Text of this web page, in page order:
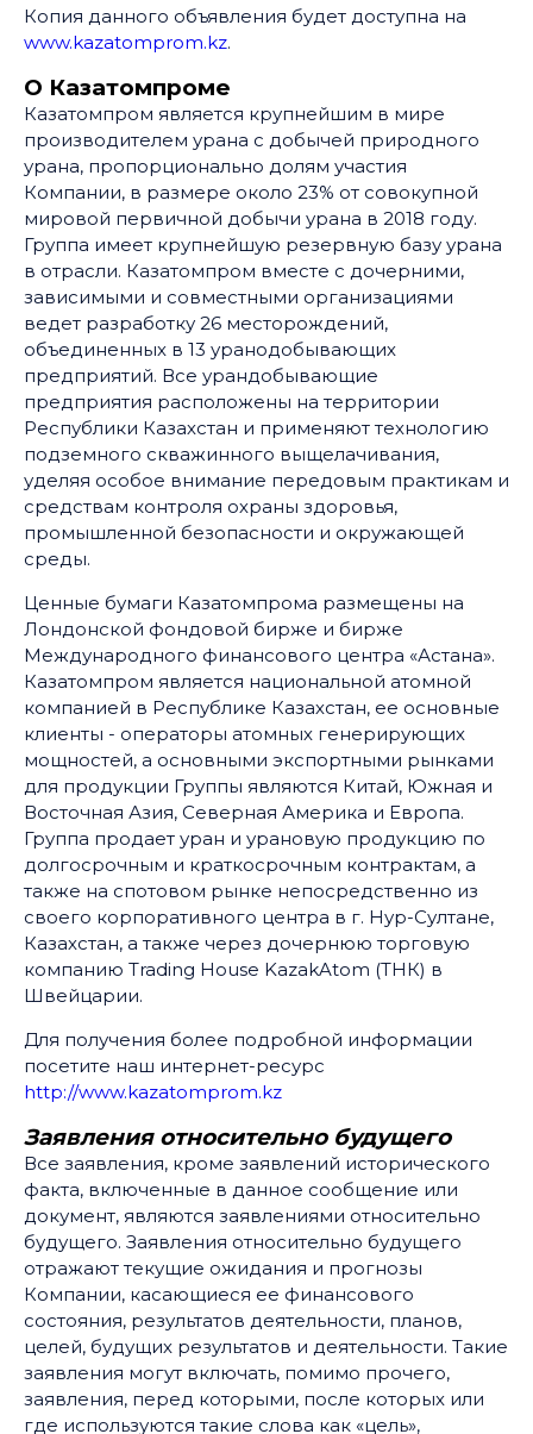
Копия данного объявления будет доступна на
www.kazatomprom.kz.
О Казатомпроме
Казатомпром является крупнейшим в мире
производителем урана с добычей природного
урана, пропорционально долям участия
Компании, в размере около 23% от совокупной
мировой первичной добычи урана в 2018 году.
Группа имеет крупнейшую резервную базу урана
в отрасли. Казатомпром вместе с дочерними,
зависимыми и совместными организациями
ведет разработку 26 месторождений,
объединенных в 13 уранодобывающих
предприятий. Все урандобывающие
предприятия расположены на территории
Республики Казахстан и применяют технологию
подземного скважинного выщелачивания,
уделяя особое внимание передовым практикам и
средствам контроля охраны здоровья,
промышленной безопасности и окружающей
среды.
Ценные бумаги Казатомпрома размещены на
Лондонской фондовой бирже и бирже
Международного финансового центра «Астана».
Казатомпром является национальной атомной
компанией в Республике Казахстан, ее основные
клиенты - операторы атомных генерирующих
мощностей, а основными экспортными рынками
для продукции Группы являются Китай, Южная и
Восточная Азия, Северная Америка и Европа.
Группа продает уран и урановую продукцию по
долгосрочным и краткосрочным контрактам, а
также на спотовом рынке непосредственно из
своего корпоративного центра в г. Нур-Султане,
Казахстан, а также через дочернюю торговую
компанию Trading House KazakAtom (ТНК) в
Швейцарии.
Для получения более подробной информации
посетите наш интернет-ресурс
http://www.kazatomprom.kz
Заявления относительно будущего
Все заявления, кроме заявлений исторического
факта, включенные в данное сообщение или
документ, являются заявлениями относительно
будущего. Заявления относительно будущего
отражают текущие ожидания и прогнозы
Компании, касающиеся ее финансового
состояния, результатов деятельности, планов,
целей, будущих результатов и деятельности. Такие
заявления могут включать, помимо прочего,
заявления, перед которыми, после которых или
где используются такие слова как «цель»,